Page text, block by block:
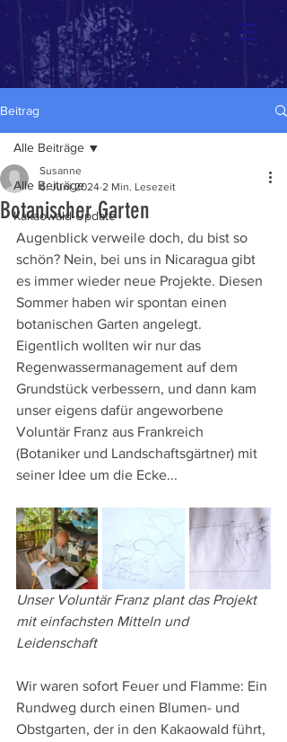
Beitrag
Alle Beiträge
Kakaowald-Update
Alle Beiträge
Botanischer Garten
Susanne
6. Juni 2024 2 Min. Lesezeit
Augenblick verweile doch, du bist so
schön? Nein, bei uns in Nicaragua gibt
es immer wieder neue Projekte. Diesen
Sommer haben wir spontan einen
botanischen Garten angelegt.
Eigentlich wollten wir nur das
Regenwassermanagement auf dem
Grundstück verbessern, und dann kam
unser eigens dafür angeworbene
Voluntär Franz aus Frankreich
(Botaniker und Landschaftsgärtner) mit
seiner Idee um die Ecke...
Unser Voluntär Franz plant das Projekt
mit einfachsten Mitteln und
Leidenschaft
Wir waren sofort Feuer und Flamme: Ein
Rundweg durch einen Blumen- und
Obstgarten, der in den Kakaowald führt,